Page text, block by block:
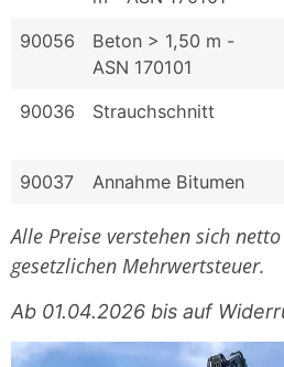
90056
Beton > 1,50 m -
ASN 170101
90036
Strauchschnitt
90037
Annahme Bitumen
Alle Preise verstehen sich
gesetzlichen Mehrwertsteuer.
Ab 01.04.2026 bis auf